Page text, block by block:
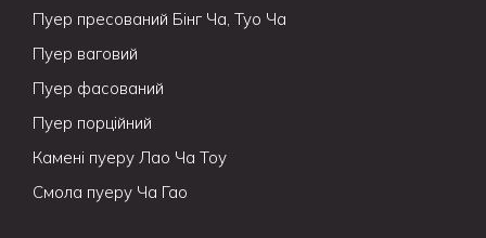
Пуер пресований Бінг Ча, Туо Ча
Пуер ваговий
Пуер фасований
Пуер порційний
Камені пуеру Лао Ча Тоу
Смола пуеру Ча Гао